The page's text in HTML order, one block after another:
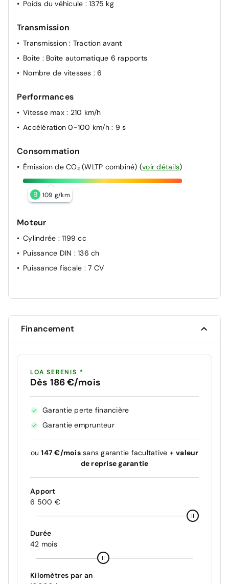
Poids du véhicule : 1375 kg
Transmission
Transmission: Traction avant
Boite : Boîte automatique 6 rapports
Nombre de vitesses : 6
Performances
Vitesse max : 210 km/h
Accélération 0-100 km/h : 9 s
Consommation
Émission de CO₂ (WLTP combiné) (voir détails)
B 109 g/km
Moteur
Cylindrée : 1199 cc
Puissance DIN : 136 ch
Puissance fiscale : 7 CV
Financement
LOA SERENIS *
Dès 186 €/mois
Garantie perte financière
Garantie emprunteur
ou147 €/moissans garantie facultative + valeur
de reprise garantie
Apport
6 500 €
Durée
42 mois
Kilomètres par an